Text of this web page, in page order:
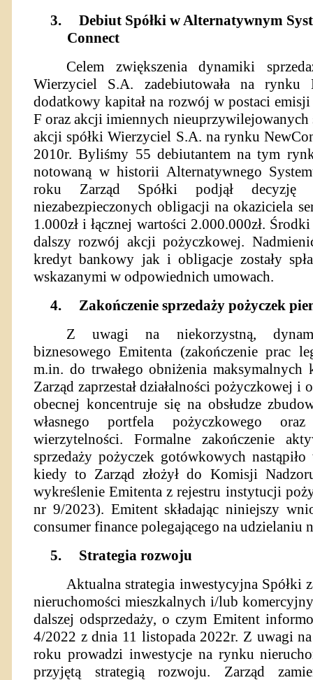
3.
Debiut Spółki w Alternatywnym
Connect
Celem zwiększenia dynamiki
Wierzyciel S.A. zadebiutowała na rynku
dodatkowy kapitał na rozwój w postaci
F oraz akcji imiennych nieuprzywilejowanych
akcji spółki Wierzyciel S.A. na rynku
2010r. Byliśmy 55 debiutantem na tym
notowaną w historii Alternatywnego
roku Zarząd Spółki podjął
niezabezpieczonych obligacji na okaziciela
1.000zł i łącznej wartości 2.000.000zł.
dalszy rozwój akcji pożyczkowej.
kredyt bankowy jak i obligacje zostały
wskazanymi w odpowiednich umowach.
4.
Zakończenie sprzedaży pożyczek
Z uwagi na niekorzystną,
biznesowego Emitenta (zakończenie prac
m.in. do trwałego obniżenia maksymalnych
Zarząd zaprzestał działalności pożyczkowej
obecnej koncentruje się na obsłudze
własnego portfela pożyczkowego
wierzytelności. Formalne zakończenie
sprzedaży pożyczek gotówkowych
kiedy to Zarząd złożył do Komisji
wykreślenie Emitenta z rejestru instytucji
nr 9/2023). Emitent składając niniejszy
consumer finance polegającego na udzielaniu
5.
Strategia rozwoju
Aktualna strategia inwestycyjna Spółki
nieruchomości mieszkalnych i/lub
dalszej odsprzedaży, o czym Emitent
4/2022 z dnia 11 listopada 2022r. Z uwagi
roku prowadzi inwestycje na rynku
przyjętą strategią rozwoju. Zarząd